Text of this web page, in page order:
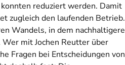
reduziert werden. Damit
zugleich den laufenden Betrieb.
Wandels, in dem nachhaltigere
mit Jochen Reutter über
Fragen bei Entscheidungen von